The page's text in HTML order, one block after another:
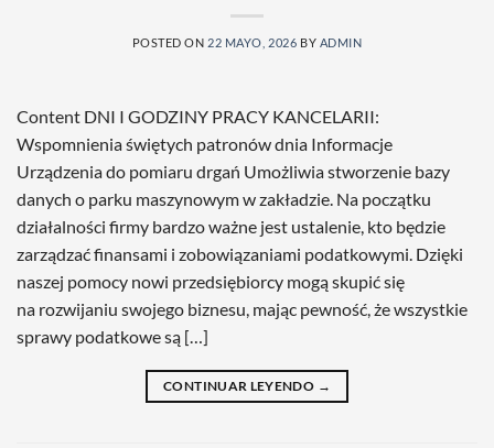
POSTED ON 22 MAYO, 2026 BY ADMIN
Content DNI I GODZINY PRACY KANCELARII:
Wspomnienia świętych patronów dnia Informacje
Urządzenia do pomiaru drgań Umożliwia stworzenie bazy
danych o parku maszynowym w zakładzie. Na początku
działalności firmy bardzo ważne jest ustalenie, kto będzie
zarządzać finansami i zobowiązaniami podatkowymi. Dzięki
naszej pomocy nowi przedsiębiorcy mogą skupić się
na rozwijaniu swojego biznesu, mając pewność, że wszystkie
sprawy podatkowe są […]
CONTINUAR LEYENDO →